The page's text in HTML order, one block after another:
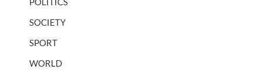
SOCIETY
SPORT
WORLD